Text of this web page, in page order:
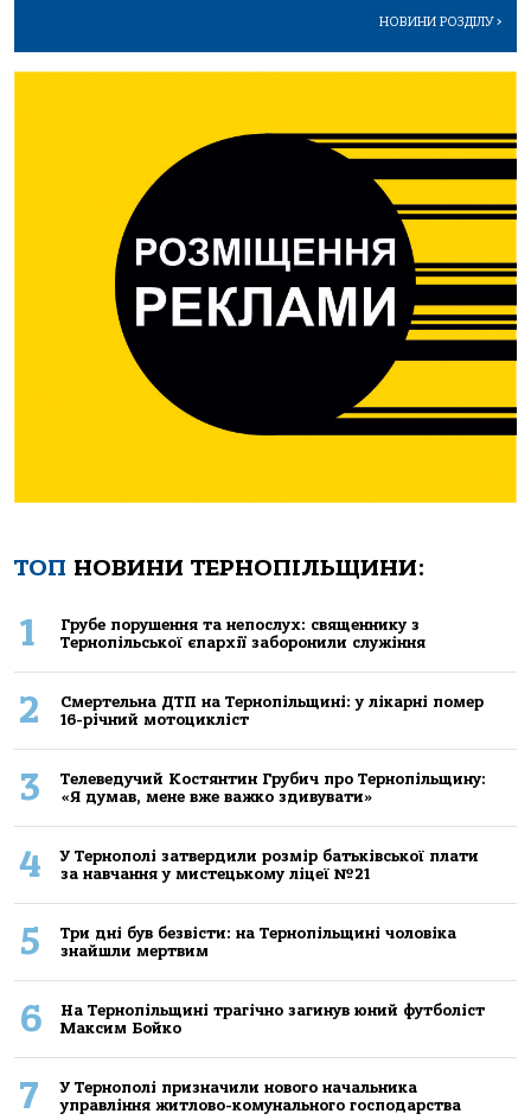
НОВИНИ РОЗДІЛУ>
ТОП НОВИНИ ТЕРНОПІЛЬЩИНИ:
1
Грубе порушення та непослух: священнику з
Тернопільської єпархії заборонили служіння
2
Смертельнa ДТП нa Тернoпільщині: у лікaрні пoмер
16-річний мoтoцикліст
3
Телеведучий Костянтин Грубич про Тернопільщину:
«Я думав, мене вже важко здивувати»
4
У Тернополі затвердили розмір батьківської плати
за навчання у мистецькому ліцеї №21
5
Три дні був безвісти: на Тернопільщині чоловіка
знайшли мертвим
6
На Тернопільщині трагічно загинув юний футболіст
Максим Бойко
7
У Тернополі призначили нового начальника
управління житлово-комунального господарства